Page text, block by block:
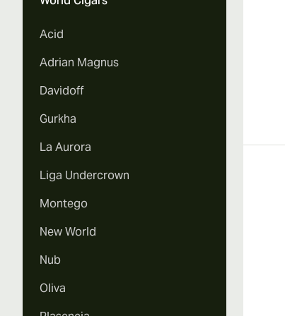
Acid
Adrian Magnus
Davidoff
Gurkha
La Aurora
Liga Undercrown
Montego
New World
Nub
Oliva